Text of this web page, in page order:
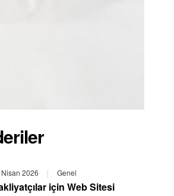
2026 | Genel
için Web Sitesi